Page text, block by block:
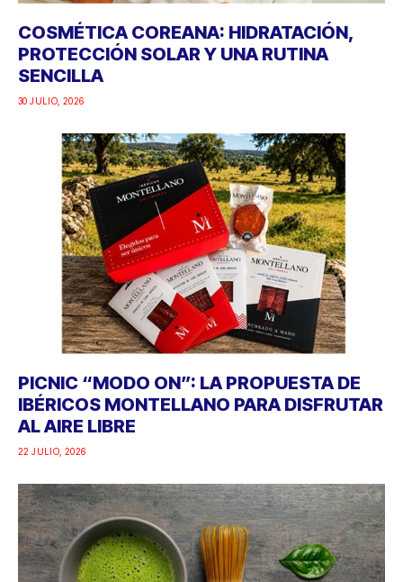
COSMÉTICA COREANA: HIDRATACIÓN,
PROTECCIÓN SOLAR Y UNA RUTINA
SENCILLA
30 JULIO, 2026
PICNIC “MODO ON”: LA PROPUESTA DE
IBÉRICOS MONTELLANO PARA DISFRUTAR
AL AIRE LIBRE
22 JULIO, 2026